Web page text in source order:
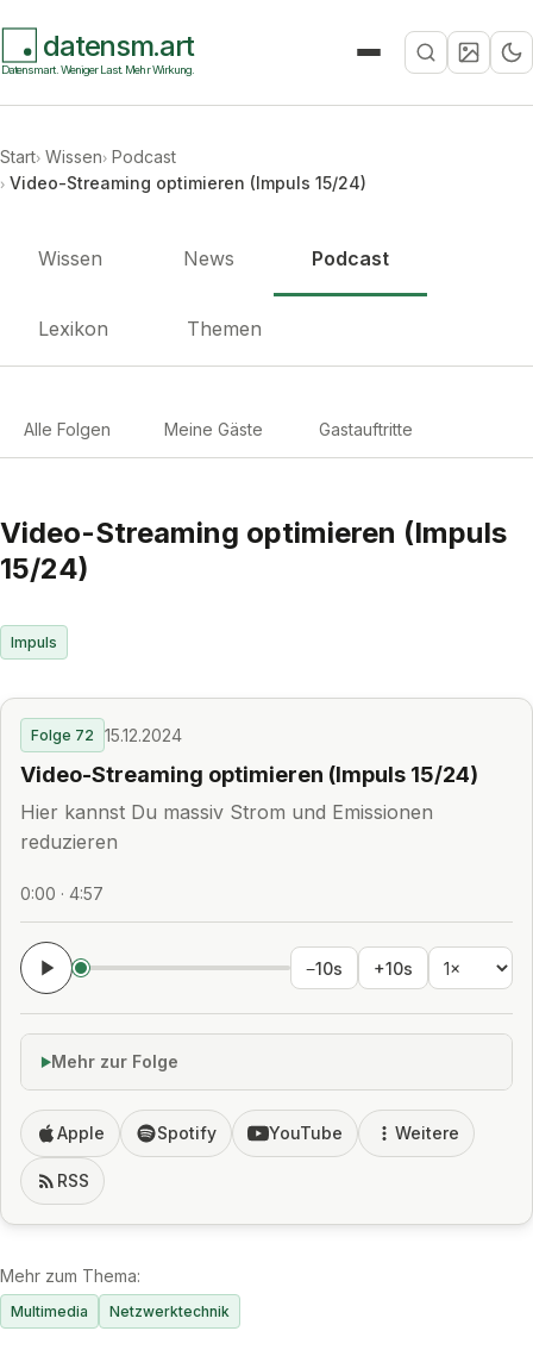
datensm.art
Datensmart. Weniger Last. Mehr Wirkung.
Suche
Start Wissen Podcast
Video-Streaming optimieren (Impuls 15/24)
Wissen News Podcast
Lexikon Themen
Alle Folgen Meine Gäste Gastauftritte
Video-Streaming optimieren (Impuls
15/24)
Impuls
Folge 72 15.12.2024
Video-Streaming optimieren (Impuls 15/24)
Hier kannst Du massiv Strom und Emissionen
reduzieren
0:00 · 4:57
−10s +10s
Mehr zur Folge
Apple Spotify YouTube Weitere
RSS
Mehr zum Thema:
Multimedia Netzwerktechnik